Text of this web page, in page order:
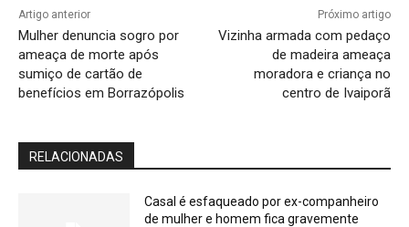
Artigo anterior
Mulher denuncia sogro por
ameaça de morte após
sumiço de cartão de
benefícios em Borrazópolis
Próximo artigo
Vizinha armada com pedaço
de madeira ameaça
moradora e criança no
centro de Ivaiporã
RELACIONADAS
Casal é esfaqueado por ex-companheiro
de mulher e homem fica gravemente